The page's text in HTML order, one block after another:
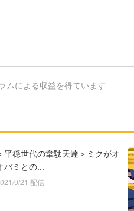
ムによる収益を得ています
平穏世代の韋駄天達＞ミクがオ
バミとの...
9/21 配信